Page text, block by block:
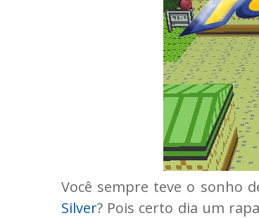
Você sempre teve o sonho
Silver? Pois certo dia um